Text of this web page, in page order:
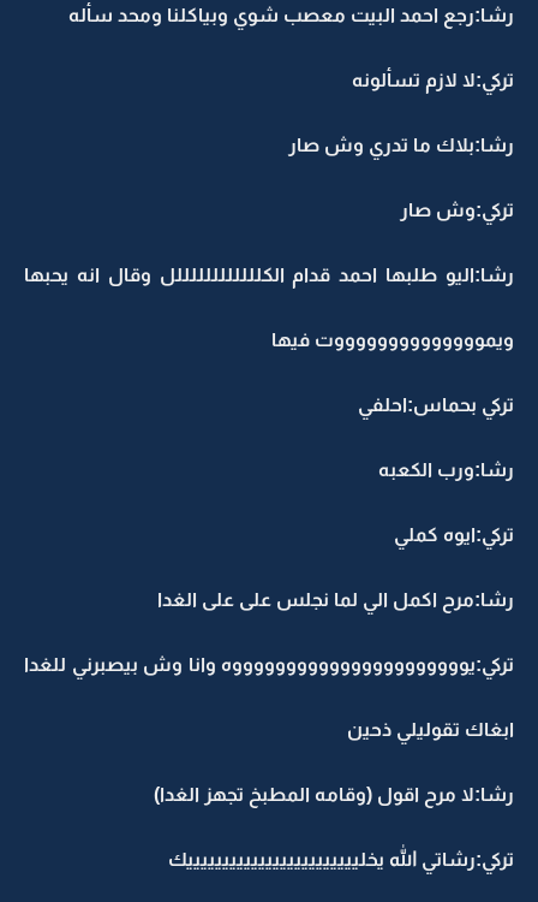
رشا:رجع احمد البيت معصب شوي وبياكلنا ومحد سأله
تركي:لا لازم تسألونه
رشا:بلاك ما تدري وش صار
تركي:وش صار
رشا:اليو طلبها احمد قدام الكللللللللللللل وقال انه يحبها
ويمووووووووووووووت فيها
تركي بحماس:احلفي
رشا:ورب الكعبه
تركي:ايوه كملي
رشا:مرح اكمل الي لما نجلس على على الغدا
تركي:يووووووووووووووووووووووه وانا وش بيصبرني للغدا
ابغاك تقوليلي ذحين
رشا:لا مرح اقول (وقامه المطبخ تجهز الغدا)
تركي:رشاتي الله يخلييييييييييييييييييييييييك